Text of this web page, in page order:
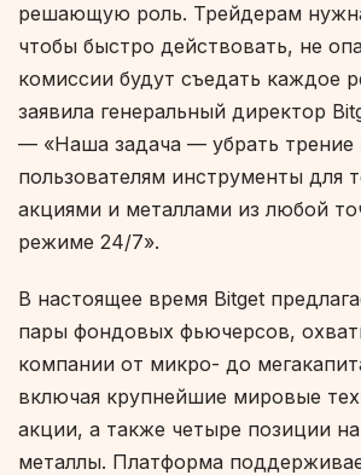
решающую роль. Трейдерам
чтобы быстро действовать, не
комиссии будут съедать каждое
заявила генеральный директор
— «Наша задача — убрать трение
пользователям инструменты для
акциями и металлами из любой
режиме 24/7».
В настоящее время Bitget
пары фондовых фьючерсов,
компании от микро- до
включая крупнейшие мировые
акции, а также четыре позиции
металлы. Платформа